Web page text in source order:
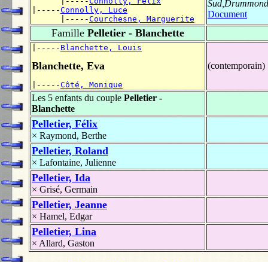
|-----Connolly, Luce
      |-----
Courchesne, Marguerite
Sud,Drummond
Document
Famille Pelletier - Blanchette
|----- Blanchette, Louis
Blanchette, Eva
|-----Côté, Monique
(contemporain)
Les 5 enfants du couple Pelletier -
Blanchette
Pelletier, Félix
× Raymond, Berthe
Pelletier, Roland
× Lafontaine, Julienne
Pelletier, Ida
× Grisé, Germain
Pelletier, Jeanne
× Hamel, Edgar
Pelletier, Lina
× Allard, Gaston